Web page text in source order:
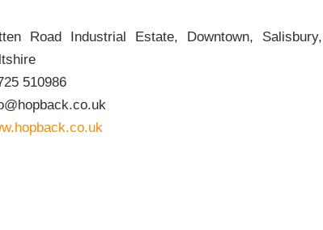
Road Industrial Estate, Downtown, Salisbury,
510986